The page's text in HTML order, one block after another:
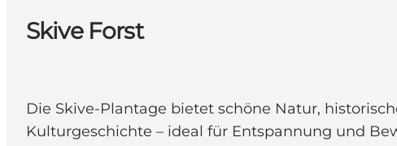
Skive Forst
Die Skive-Plantage bietet schöne Natur,
Kulturgeschichte – ideal für Entspannung und